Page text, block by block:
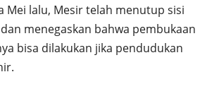
Mei lalu, Mesir telah menutup sisi
menegaskan bahwa pembukaan
bisa dilakukan jika pendudukan